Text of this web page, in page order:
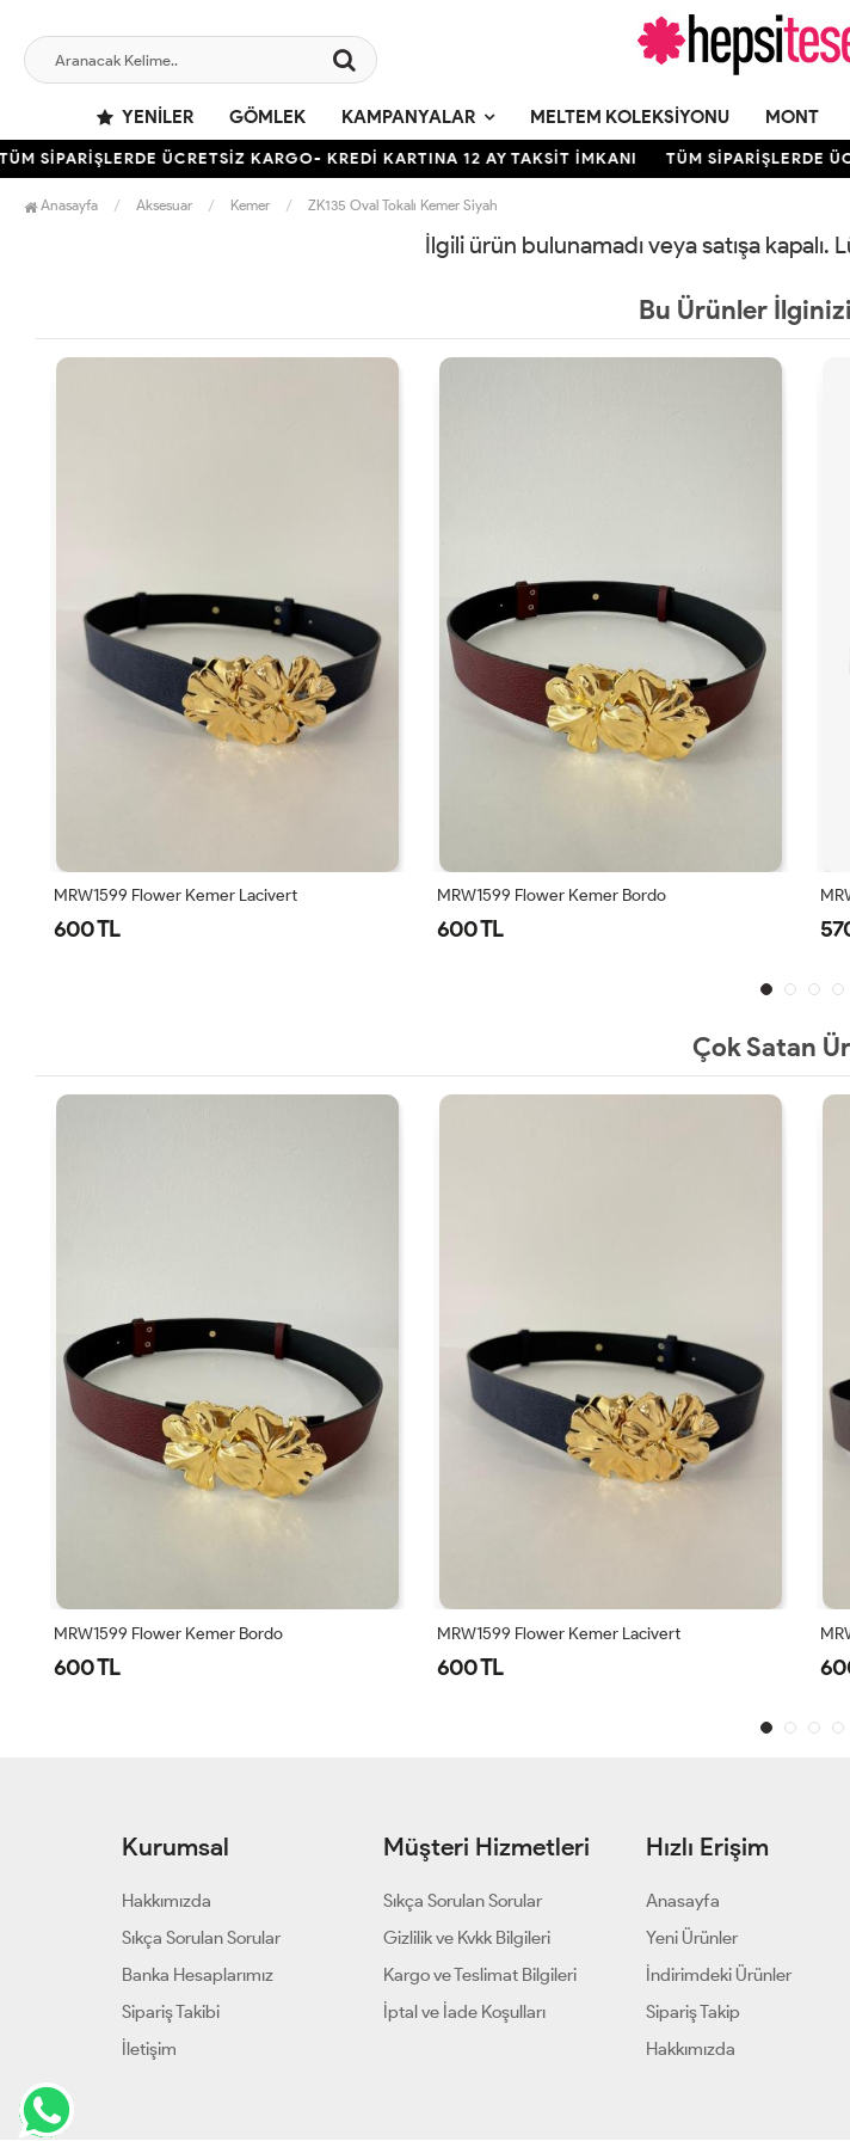
YENILER GÖMLEK KAMPANYALAR MELTEM KOLEKSIYONU MONT
SİPARİŞLERDE ÜCRETSİZ KARGO- KREDİ KARTINA 12 AY TAKSİT İMKANI TÜM SİPARİŞLERDE
Anasayfa Aksesuar Kemer ZK135 Oval Tokalı Kemer Siyah
İlgili ürün bulunamadı veya satışa
Bu Ürünler
MRW1599 Flower Kemer Lacivert
600 TL
MRW1599 Flower Kemer Bordo
600 TL
Çok Satan
MRW1599 Flower Kemer Bordo
600 TL
MRW1599 Flower Kemer Lacivert
600 TL
Kurumsal
Hakkımızda
Sıkça Sorulan Sorular
Banka Hesaplarımız
Sipariş Takibi
İletişim
Müşteri Hizmetleri
Sıkça Sorulan Sorular
Gizlilik ve Kvkk Bilgileri
Kargo ve Teslimat Bilgileri
İptal ve İade Koşulları
Hızlı Erişim
Anasayfa
Yeni Ürünler
İndirimdeki Ürünler
Sipariş Takip
Hakkımızda